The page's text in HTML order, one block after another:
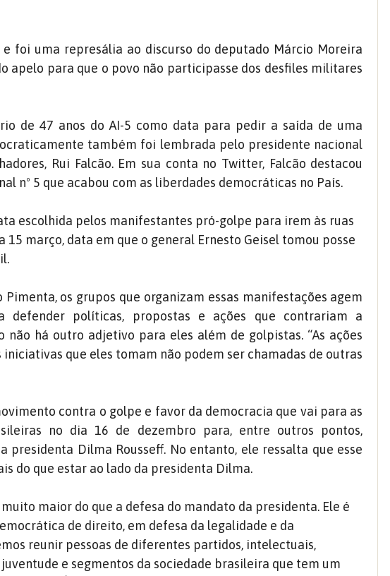
e foi uma represália ao discurso do deputado Márcio Moreira
apelo para que o povo não participasse dos desfiles militares
de 47 anos do AI-5 como data para pedir a saída de uma
também foi lembrada pelo presidente nacional
Rui Falcão. Em sua conta no Twitter, Falcão destacou
nº 5 que acabou com as liberdades democráticas no País.
escolhida pelos manifestantes pró-golpe para irem às ruas
15 março, data em que o general Ernesto Geisel tomou posse
Pimenta, os grupos que organizam essas manifestações agem
políticas, propostas e ações que contrariam a
não há outro adjetivo para eles além de golpistas. “As ações
iniciativas que eles tomam não podem ser chamadas de outras
contra o golpe e favor da democracia que vai para as
no dia 16 de dezembro para, entre outros pontos,
presidenta Dilma Rousseff. No entanto, ele ressalta que esse
do que estar ao lado da presidenta Dilma.
maior do que a defesa do mandato da presidenta. Ele é
de direito, em defesa da legalidade e da
reunir pessoas de diferentes partidos, intelectuais,
e segmentos da sociedade brasileira que tem um